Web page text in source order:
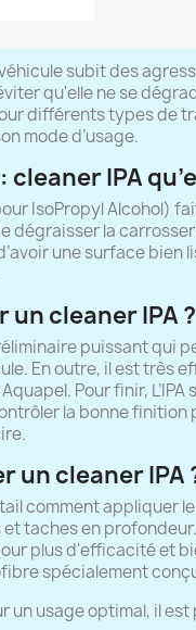
subit des
qu'elle ne se
différents types de
mode d’usage.
IPA
IsoPropyl Alcohol)
dégraisser la
une surface bien
cleaner IPA ?
puissant qui
En outre, il est très
Pour finir,
la bonne
un cleaner IPA
comment appliquer
taches en
plus d'efficacité et
spécialement
un usage optimal, il